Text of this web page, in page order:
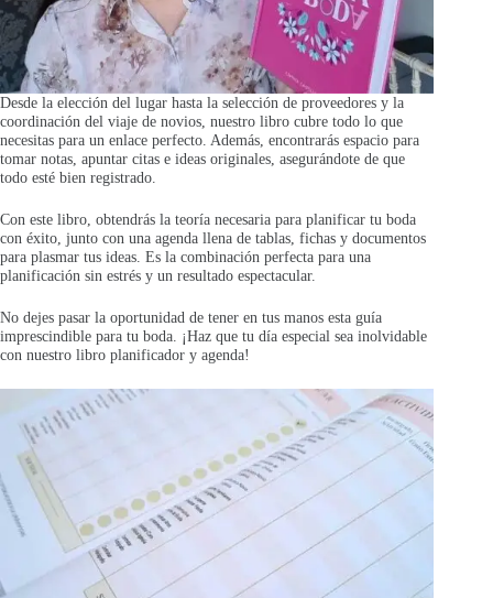
Desde la elección del lugar hasta la selección de proveedores y la
coordinación del viaje de novios, nuestro libro cubre todo lo que
necesitas para un enlace perfecto. Además, encontrarás espacio para
tomar notas, apuntar citas e ideas originales, asegurándote de que
todo esté bien registrado.
Con este libro, obtendrás la teoría necesaria para planificar tu boda
con éxito, junto con una agenda llena de tablas, fichas y documentos
para plasmar tus ideas. Es la combinación perfecta para una
planificación sin estrés y un resultado espectacular.
No dejes pasar la oportunidad de tener en tus manos esta guía
imprescindible para tu boda. ¡Haz que tu día especial sea inolvidable
con nuestro libro planificador y agenda!